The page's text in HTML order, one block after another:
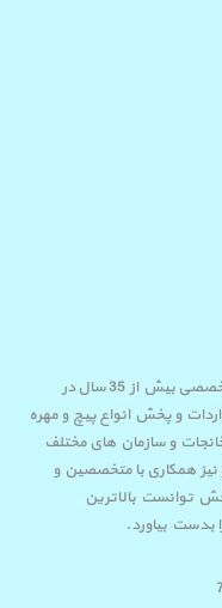
گروه صنعتی جهان پیچ صنعت دارای فعالیت تخصصی بیش از 35 سال در
و پخش انواع پیچ و مهره
و سازمان های مختلف
همکاری با متخصصین و
توانست بالاترین
بدست بیاورد.